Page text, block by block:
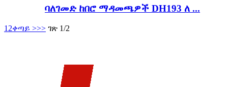
ባለገመድ ከበሮ ማዳመጫዎች DH193 ለ ...
1 2ቀጣይ >>> ገጽ 1/2